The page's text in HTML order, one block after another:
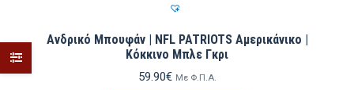
Ανδρικό Μπουφάν | NFL PATRIOTS Αμερικάνικο |
Κόκκινο Μπλε Γκρι
59.90€ Με Φ.Π.Α.